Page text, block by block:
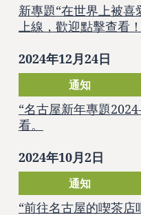
新專題“在世界上被
上線，歡迎點擊查看！
2024年12月24日
通知
“名古屋新年專題
看。
2024年10月2日
通知
“前往名古屋的喫茶